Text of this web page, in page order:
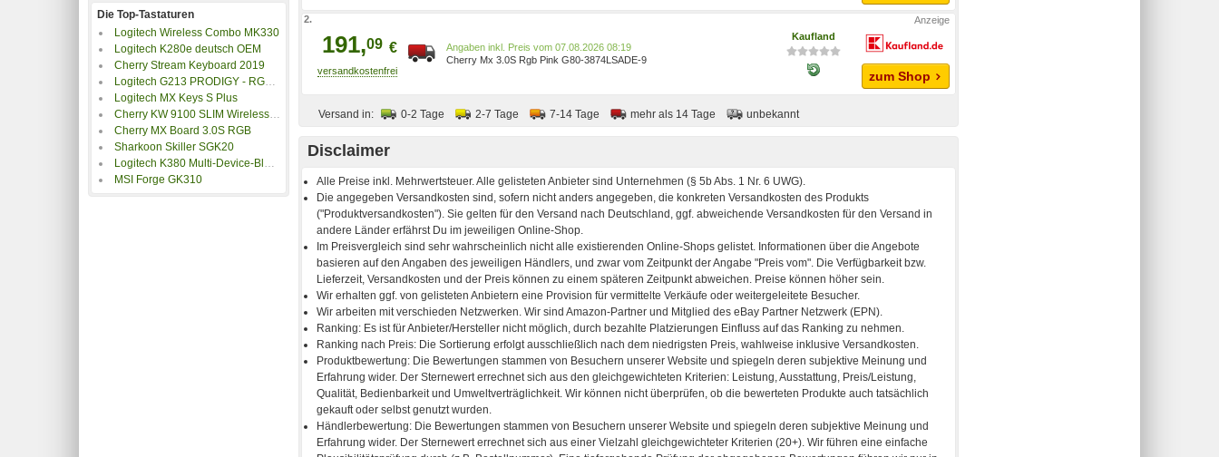
Die Top-Tastaturen
Logitech Wireless Combo MK330
Logitech K280e deutsch OEM
Cherry Stream Keyboard 2019
Logitech G213 PRODIGY - RGB-Gaming-Tastatur
Logitech MX Keys S Plus
Cherry KW 9100 SLIM Wireless Tastatur schwarz
Cherry MX Board 3.0S RGB
Sharkoon Skiller SGK20
Logitech K380 Multi-Device-Bluetooth Tastatur
MSI Forge GK310
2.
191,09 €
Preis vom 07.08.2026 08:19
Cherry Mx 3.0S Rgb Pink G80-3874LSADE-9
Kaufland
zum Shop
Versand in: 0-2 Tage 2-7 Tage 7-14 Tage mehr als 14 Tage unbekannt
Disclaimer